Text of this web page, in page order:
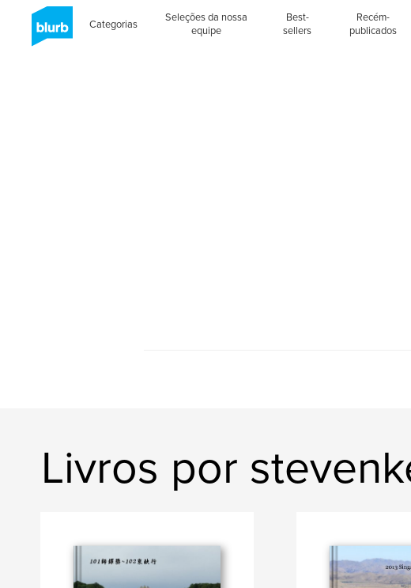
Categorias
Seleções da nossa
equipe
Best-
sellers
Recém-
publicados
Livros por